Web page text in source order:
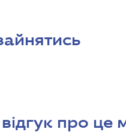
про це